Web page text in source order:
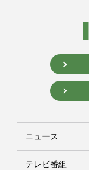
ニュース
テレビ番組